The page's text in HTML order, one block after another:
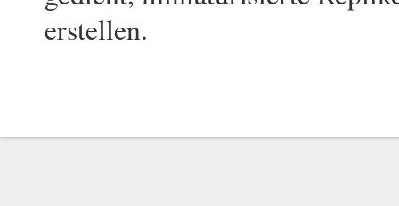
erstellen.